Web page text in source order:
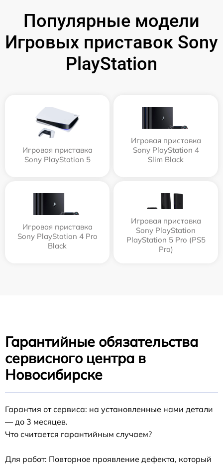
Популярные модели
Игровых приставок Sony
PlayStation
Игровая приставка
Sony PlayStation 5
Игровая приставка
Sony PlayStation 4
Slim Black
Игровая приставка
Sony PlayStation 4 Pro
Black
Игровая приставка
Sony PlayStation
PlayStation 5 Pro (PS5
Pro)
Гарантийные обязательства
сервисного центра в
Новосибирске
Гарантия от сервиса: на установленные нами детали
— до 3 месяцев.
Что считается гарантийным случаем?
Для работ: Повторное проявление дефекта, который